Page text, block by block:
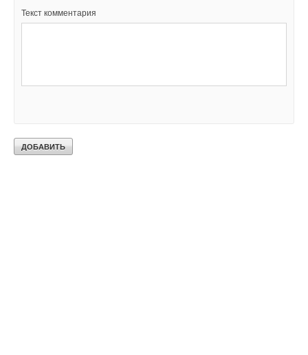
Текст комментария